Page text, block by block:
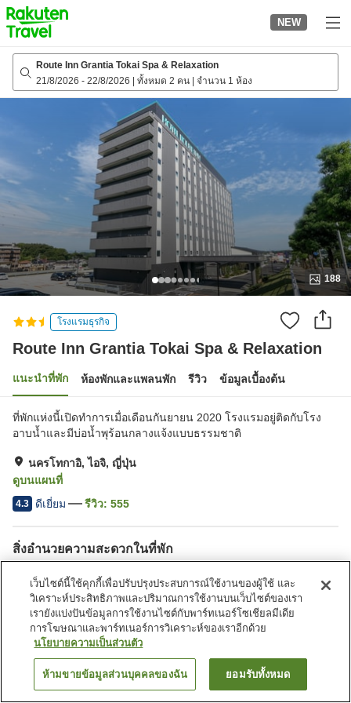
to
top
page
NEW
Route Inn Grantia Tokai Spa & Relaxation
21/8/2026 - 22/8/2026 ทั้งหมด 2 คน จำนวน 1 ห้อง
188
โรงแรมธุรกิจ
Route Inn Grantia Tokai Spa & Relaxation
แนะนำที่พัก ห้องพักและแพลนพัก รีวิว ข้อมูลเบื้องต้น
ที่พักแห่งนี้เปิดทำการเมื่อเดือนกันยายน 2020 โรงแรมอยู่ติดกับโรง
อาบน้ำและมีบ่อน้ำพุร้อนกลางแจ้งแบบธรรมชาติ
นครโทกาอิ, ไอจิ, ญี่ปุ่น
ดูบนแผนที่
4.3 ดีเยี่ยม รีวิว: 555
สิ่งอำนวยความสะดวกในที่พัก
สปา/บิวตี้ซาลอน
ตู้จำหน่ายอัตโนมัติ
หน้าแรก ญี่ปุ่น ไอจิ
นครโทกาอิ
Route Inn Grantia Tokai Spa & Relaxation
ค้นหาห้องพัก
เว็บไซต์นี้ใช้คุกกี้เพื่อปรับปรุงประสบการณ์ใช้งานของผู้ใช้ และ
วิเคราะห์ประสิทธิภาพและปริมาณการใช้งานบนเว็บไซต์ของเรา
เรายังแบ่งปันข้อมูลการใช้งานไซต์กับพาร์ทเนอร์โซเชียลมีเดีย
การโฆษณาและพาร์ทเนอร์การวิเคราะห์ของเราอีกด้วย
นโยบายความเป็นส่วนตัว
ห้ามขายข้อมูลส่วนบุคคลของฉัน ยอมรับทั้งหมด